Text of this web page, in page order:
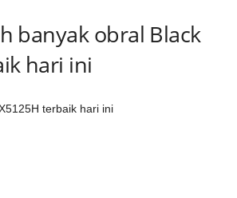
banyak obral Black
hari ini
terbaik hari ini